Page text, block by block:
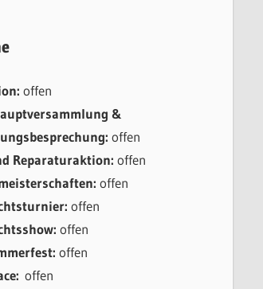
offen
&
offen
Reparaturaktion: offen
offen
offen
offen
offen
offen